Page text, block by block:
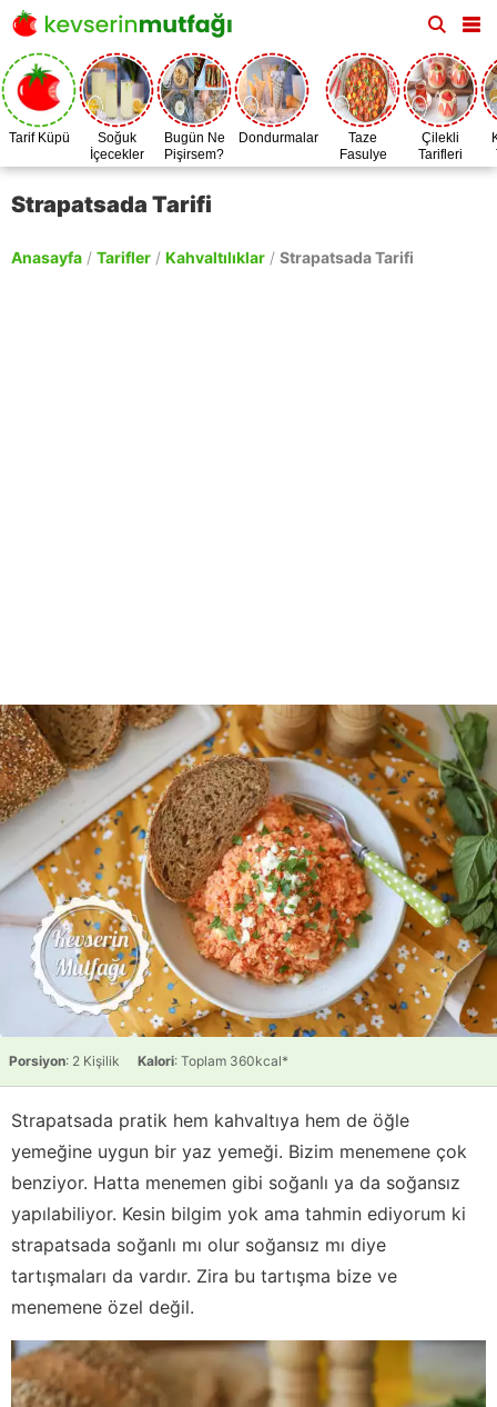
Tarif Küpü
Soğuk
İçecekler
Bugün Ne
Pişirsem?
Dondurmalar
Taze
Fasulye
Zamanı
Çilekli
Tarifleri
Strapatsada Tarifi
Anasayfa / Tarifler / Kahvaltılıklar / Strapatsada Tarifi
Porsiyon: 2 Kişilik Kalori: Toplam 360kcal*
Strapatsada pratik hem kahvaltıya hem de öğle
yemeğine uygun bir yaz yemeği. Bizim menemene çok
benziyor. Hatta menemen gibi soğanlı ya da soğansız
yapılabiliyor. Kesin bilgim yok ama tahmin ediyorum ki
strapatsada soğanlı mı olur soğansız mı diye
tartışmaları da vardır. Zira bu tartışma bize ve
menemene özel değil.